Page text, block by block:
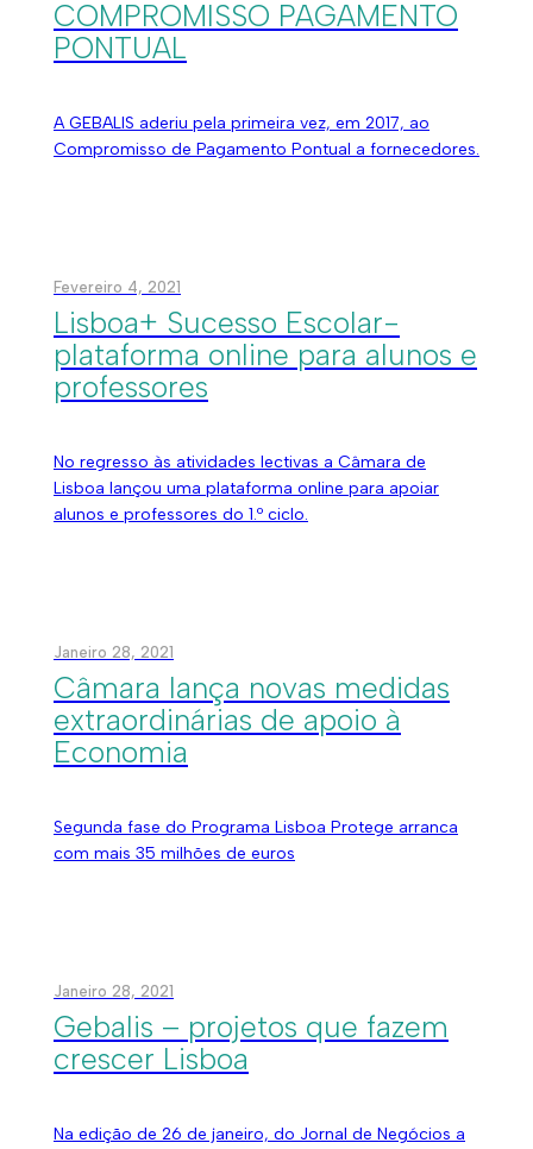
COMPROMISSO PAGAMENTO
PONTUAL
A GEBALIS aderiu pela primeira vez, em 2017, ao
Compromisso de Pagamento Pontual a fornecedores.
Fevereiro 4, 2021
Lisboa+ Sucesso Escolar-
plataforma online para alunos e
professores
No regresso às atividades lectivas a Câmara de
Lisboa lançou uma plataforma online para apoiar
alunos e professores do 1.º ciclo.
Janeiro 28, 2021
Câmara lança novas medidas
extraordinárias de apoio à
Economia
Segunda fase do Programa Lisboa Protege arranca
com mais 35 milhões de euros
Janeiro 28, 2021
Gebalis – projetos que fazem
crescer Lisboa
Na edição de 26 de janeiro, do Jornal de Negócios a